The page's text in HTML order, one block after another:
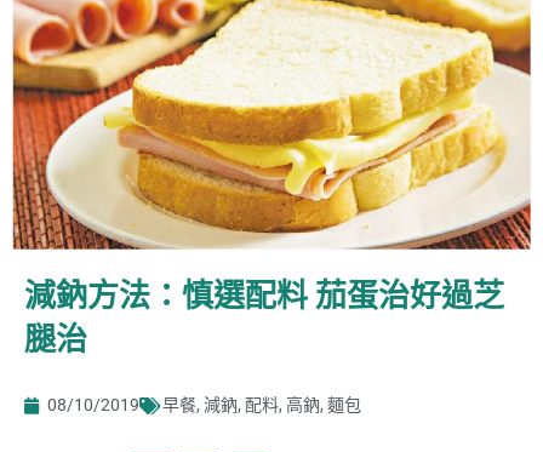
減鈉方法：慎選配料 茄蛋治好過芝
腿治
08/10/2019 早餐, 減鈉, 配料, 高鈉, 麵包